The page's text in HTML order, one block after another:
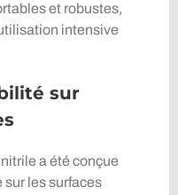
et robustes,
intensive
sur
a été conçue
sur les surfaces